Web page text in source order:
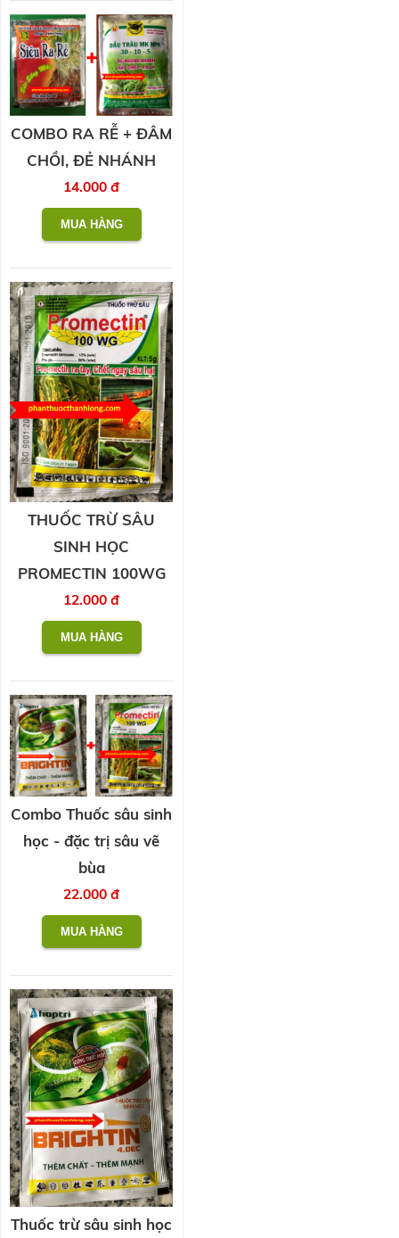
COMBO RA RỄ + ĐÂM
CHỒI, ĐẺ NHÁNH
14.000 đ
THUỐC TRỪ SÂU
SINH HỌC
PROMECTIN 100WG
12.000 đ
Combo Thuốc sâu sinh
học - đặc trị sâu vẽ
bùa
22.000 đ
Thuốc trừ sâu sinh học